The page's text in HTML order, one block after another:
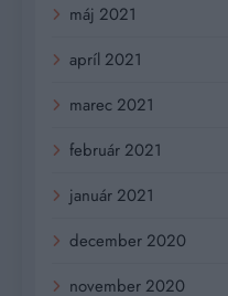
máj 2021
apríl 2021
marec 2021
február 2021
január 2021
december 2020
november 2020